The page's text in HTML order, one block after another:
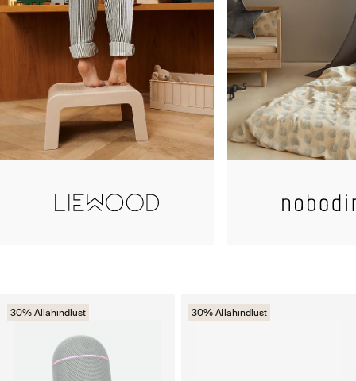
30% Allahindlust 30% Allahindlust